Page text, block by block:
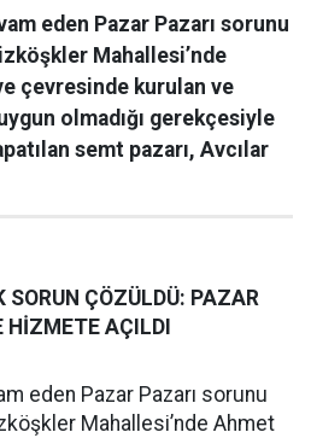
eden Pazar Pazarı sorunu
Mahallesi’nde
çevresinde kurulan ve
olmadığı gerekçesiyle
semt pazarı, Avcılar
SORUN ÇÖZÜLDÜ: PAZAR
HİZMETE AÇILDI
eden Pazar Pazarı sorunu
Mahallesi’nde Ahmet